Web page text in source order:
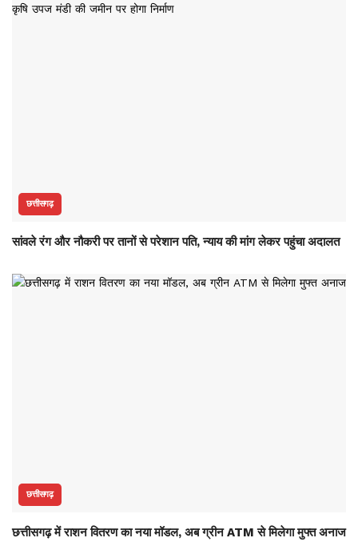
छत्तीसगढ़
सांवले रंग और नौकरी पर तानों से परेशान पति, न्याय की मांग लेकर पहुंचा अदालत
छत्तीसगढ़
छत्तीसगढ़ में राशन वितरण का नया मॉडल, अब ग्रीन ATM से मिलेगा मुफ्त अनाज